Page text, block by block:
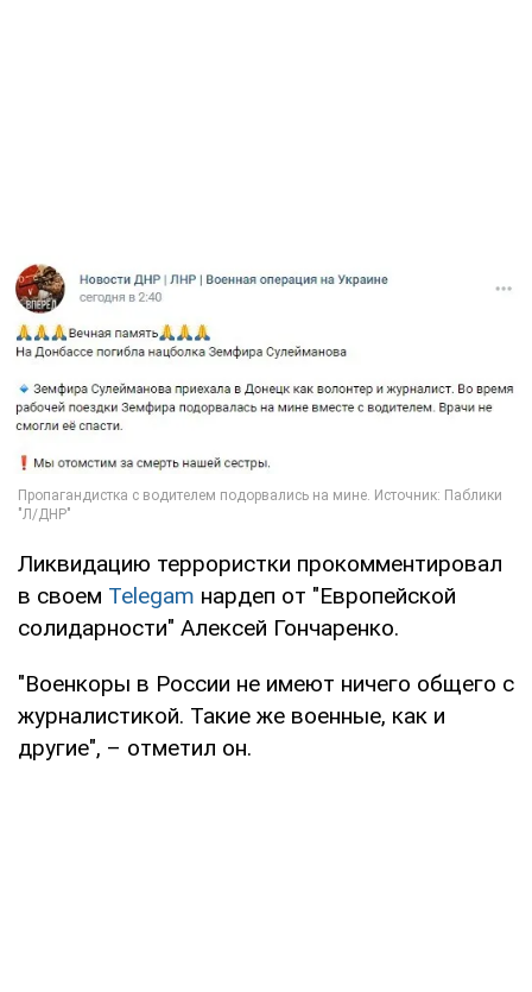
Ликвидацию террористки прокомментировал
в своем Telegam нардеп от "Европейской
солидарности" Алексей Гончаренко.
"Военкоры в России не имеют ничего общего с
журналистикой. Такие же военные, как и
другие", – отметил он.